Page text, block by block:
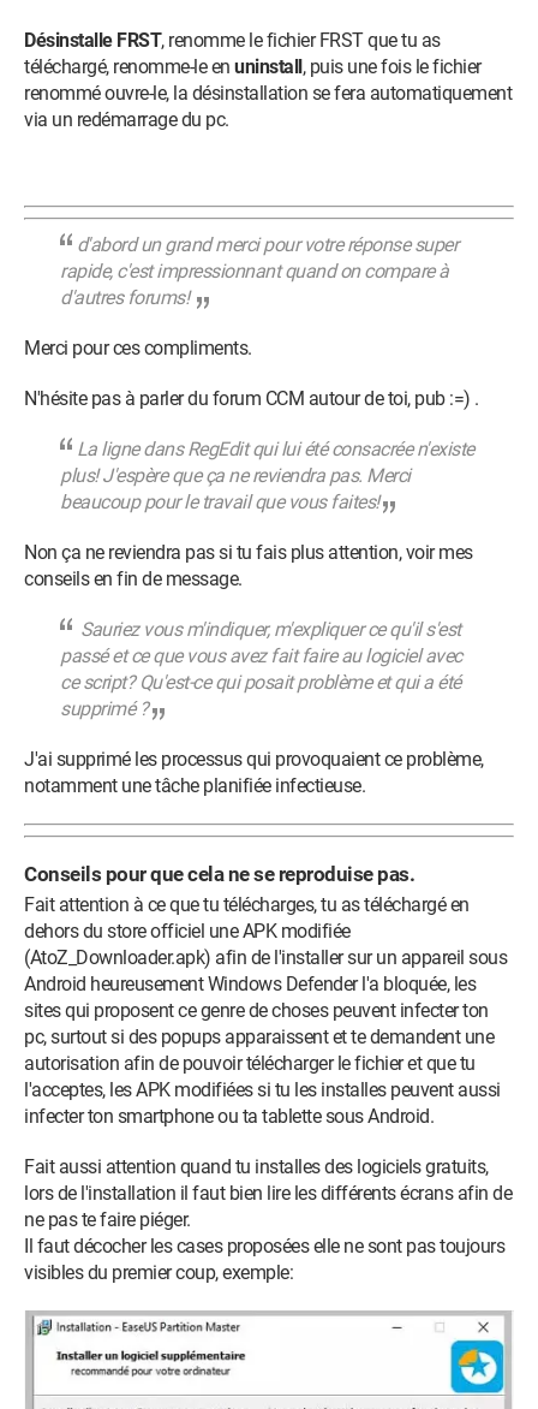
Désinstalle FRST, renomme le fichier FRST que tu as
téléchargé, renomme-le en uninstall, puis une fois le fichier
renommé ouvre-le, la désinstallation se fera automatiquement
via un redémarrage du pc.
d'abord un grand merci pour votre réponse super
rapide, c'est impressionnant quand on compare à
d'autres forums!
Merci pour ces compliments.
N'hésite pas à parler du forum CCM autour de toi, pub :=) .
La ligne dans RegEdit qui lui été consacrée n'existe
plus! J'espère que ça ne reviendra pas. Merci
beaucoup pour le travail que vous faites!
Non ça ne reviendra pas si tu fais plus attention, voir mes
conseils en fin de message.
Sauriez vous m'indiquer, m'expliquer ce qu'il s'est
passé et ce que vous avez fait faire au logiciel avec
ce script? Qu'est-ce qui posait problème et qui a été
supprimé ?
J'ai supprimé les processus qui provoquaient ce problème,
notamment une tâche planifiée infectieuse.
Conseils pour que cela ne se reproduise pas.
Fait attention à ce que tu télécharges, tu as téléchargé en
dehors du store officiel une APK modifiée
(AtoZ_Downloader.apk) afin de l'installer sur un appareil sous
Android heureusement Windows Defender l'a bloquée, les
sites qui proposent ce genre de choses peuvent infecter ton
pc, surtout si des popups apparaissent et te demandent une
autorisation afin de pouvoir télécharger le fichier et que tu
l'acceptes, les APK modifiées si tu les installes peuvent aussi
infecter ton smartphone ou ta tablette sous Android.
Fait aussi attention quand tu installes des logiciels gratuits,
lors de l'installation il faut bien lire les différents écrans afin de
ne pas te faire piéger.
Il faut décocher les cases proposées elle ne sont pas toujours
visibles du premier coup, exemple: